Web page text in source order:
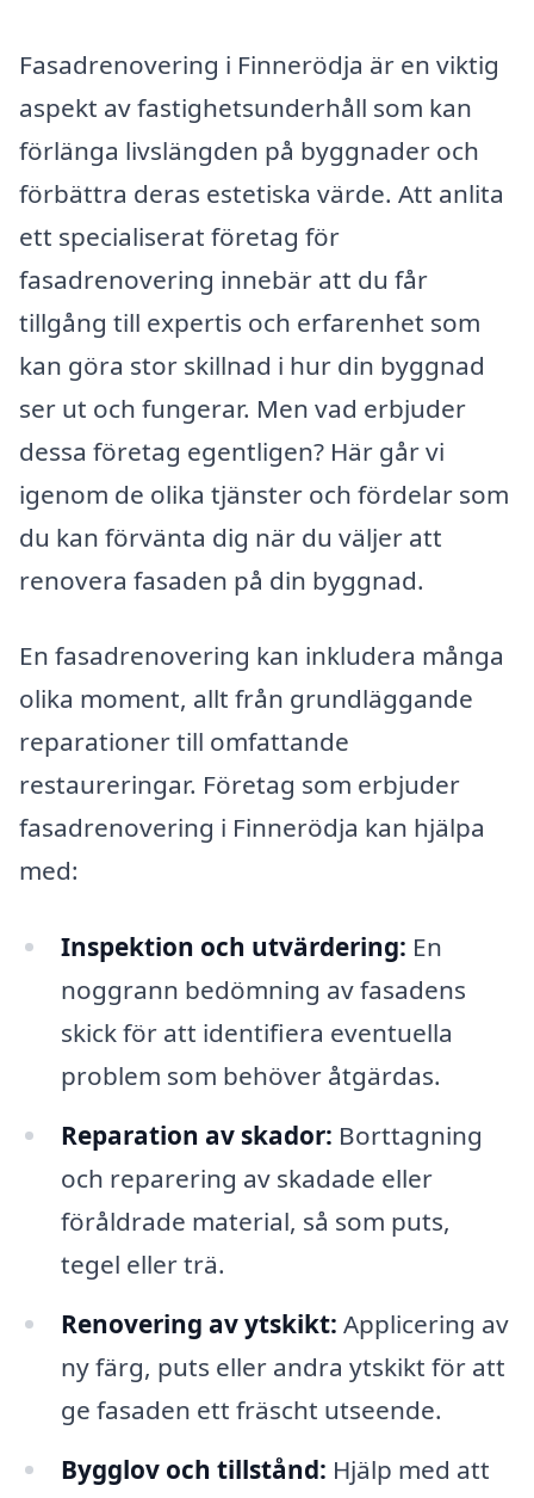
Fasadrenovering i Finnerödja är en viktig
aspekt av fastighetsunderhåll som kan
förlänga livslängden på byggnader och
förbättra deras estetiska värde. Att anlita
ett specialiserat företag för
fasadrenovering innebär att du får
tillgång till expertis och erfarenhet som
kan göra stor skillnad i hur din byggnad
ser ut och fungerar. Men vad erbjuder
dessa företag egentligen? Här går vi
igenom de olika tjänster och fördelar som
du kan förvänta dig när du väljer att
renovera fasaden på din byggnad.
En fasadrenovering kan inkludera många
olika moment, allt från grundläggande
reparationer till omfattande
restaureringar. Företag som erbjuder
fasadrenovering i Finnerödja kan hjälpa
med:
Inspektion och utvärdering: En
noggrann bedömning av fasadens
skick för att identifiera eventuella
problem som behöver åtgärdas.
Reparation av skador: Borttagning
och reparering av skadade eller
föråldrade material, så som puts,
tegel eller trä.
Renovering av ytskikt: Applicering av
ny färg, puts eller andra ytskikt för att
ge fasaden ett fräscht utseende.
Bygglov och tillstånd: Hjälp med att